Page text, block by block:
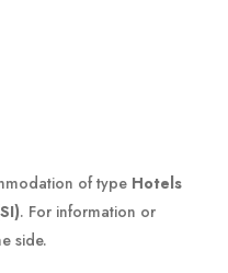
of type Hotels
. For information or
side.